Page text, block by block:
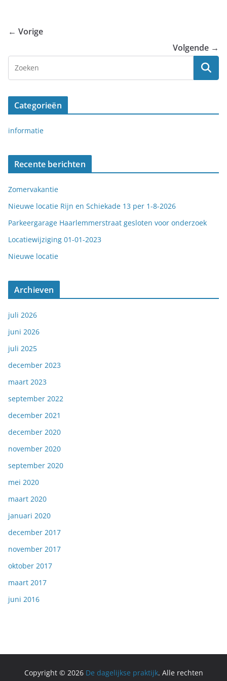
← Vorige
Volgende →
Categorieën
informatie
Recente berichten
Zomervakantie
Nieuwe locatie Rijn en Schiekade 13 per 1-8-2026
Parkeergarage Haarlemmerstraat gesloten voor onderzoek
Locatiewijziging 01-01-2023
Nieuwe locatie
Archieven
juli 2026
juni 2026
juli 2025
december 2023
maart 2023
september 2022
december 2021
december 2020
november 2020
september 2020
mei 2020
maart 2020
januari 2020
december 2017
november 2017
oktober 2017
maart 2017
juni 2016
Copyright © 2026 De dagelijkse praktijk. Alle rechten